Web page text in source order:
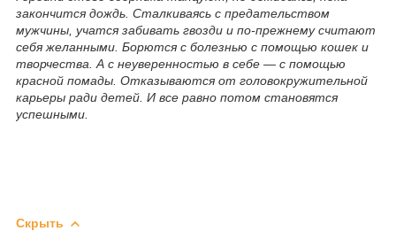
закончится дождь. Сталкиваясь с предательством
мужчины, учатся забивать гвозди и по-прежнему считают
себя желанными. Борются с болезнью с помощью кошек и
творчества. А с неуверенностью в себе — с помощью
красной помады. Отказываются от головокружительной
карьеры ради детей. И все равно потом становятся
успешными.
Скрыть